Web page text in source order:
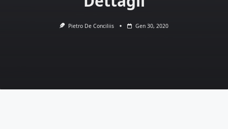
Pietro De Conciliis Gen 30, 2020